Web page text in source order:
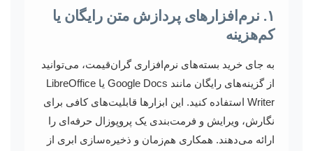
۱. نرم‌افزارهای پردازش متن رایگان یا
کم‌هزینه
به جای خرید بسته‌های نرم‌افزاری گران‌قیمت، می‌توانید
از گزینه‌های رایگان مانند Google Docs یا LibreOffice
Writer استفاده کنید. این ابزارها قابلیت‌های کافی برای
نگارش، ویرایش و فرمت‌بندی یک پروپوزال حرفه‌ای را
ارائه می‌دهند. همکاری هم‌زمان و ذخیره‌سازی ابری از